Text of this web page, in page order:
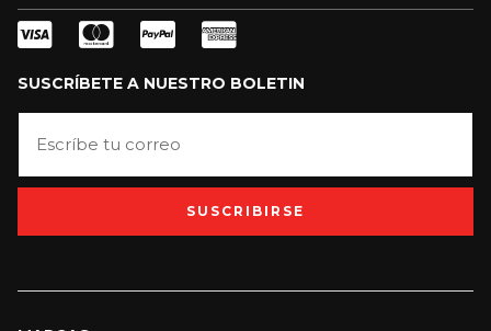
SUSCRÍBETE A NUESTRO BOLETIN
SUSCRIBIRSE